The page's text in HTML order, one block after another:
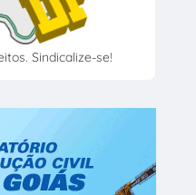
Sindicalize-se!